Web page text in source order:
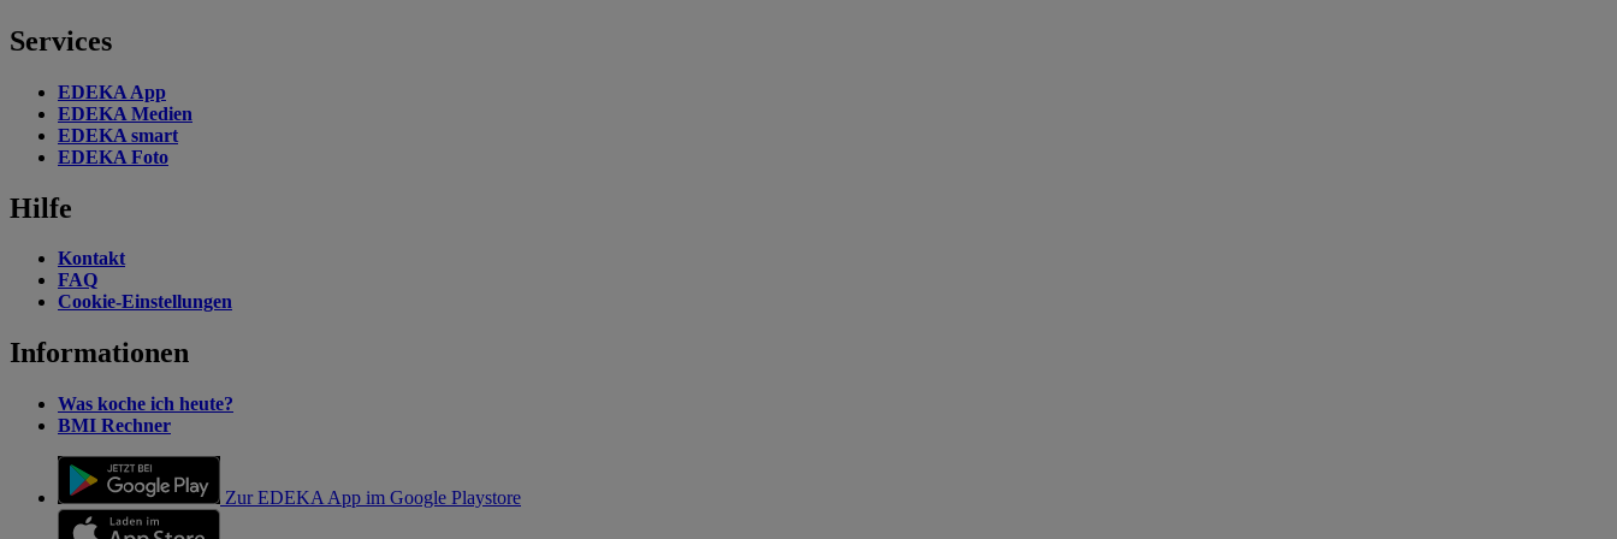
Services
EDEKA App
EDEKA Medien
EDEKA smart
EDEKA Foto
Hilfe
Kontakt
FAQ
Cookie-Einstellungen
Informationen
Was koche ich heute?
BMI Rechner
Zur EDEKA App im Google Playstore